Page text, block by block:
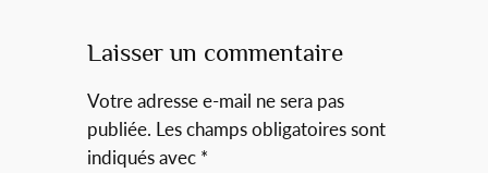
Laisser un commentaire
Votre adresse e-mail ne sera pas
publiée. Les champs obligatoires sont
indiqués avec *